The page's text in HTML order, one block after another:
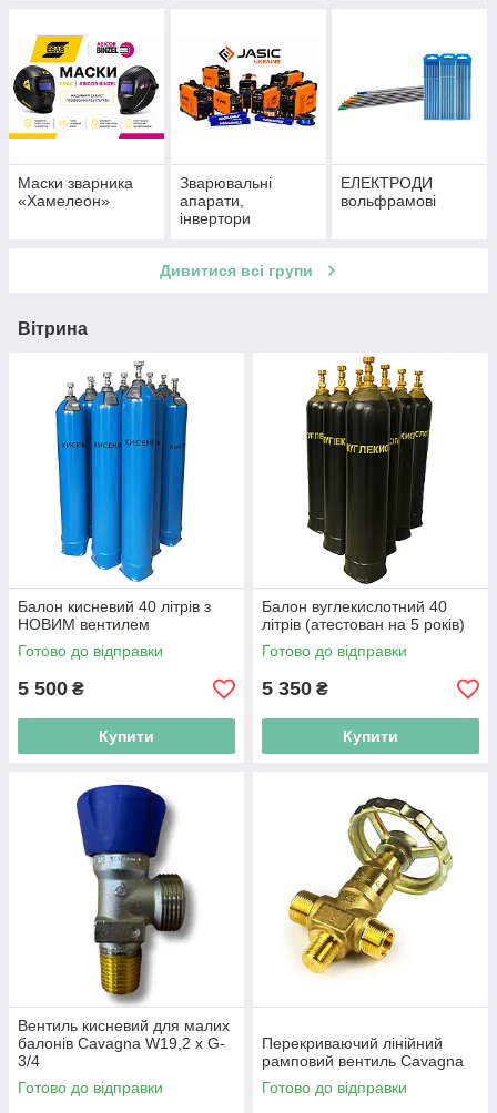
Маски зварника
«Хамелеон»
Зварювальні
апарати,
інвертори
ЕЛЕКТРОДИ
вольфрамові
Дивитися всі групи
Вітрина
Балон кисневий 40 літрів з
НОВИМ вентилем
Готово до відправки
5 500 ₴
Купити
Балон вуглекислотний 40
літрів (атестован на 5 років)
Готово до відправки
5 350 ₴
Купити
Вентиль кисневий для малих
балонів Cavagna W19,2 x G-
3/4
Готово до відправки
Перекриваючий лінійний
рамповий вентиль Cavagna
Готово до відправки